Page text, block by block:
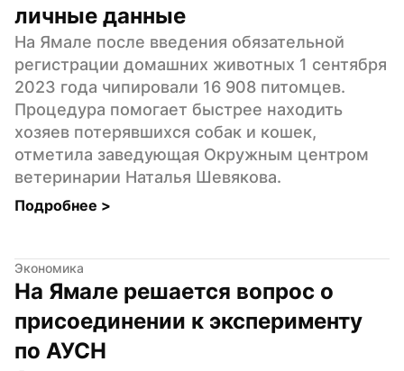
личные данные
На Ямале после введения обязательной
регистрации домашних животных 1 сентября
2023 года чипировали 16 908 питомцев.
Процедура помогает быстрее находить
хозяев потерявшихся собак и кошек,
отметила заведующая Окружным центром
ветеринарии Наталья Шевякова.
Подробнее >
Экономика
На Ямале решается вопрос о
присоединении к эксперименту
по АУСН